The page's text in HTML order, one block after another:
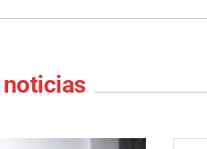
noticias